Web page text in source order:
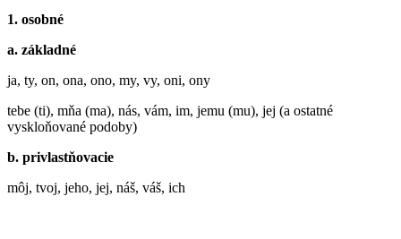
1. osobné
a. základné
ja, ty, on, ona, ono, my, vy, oni, ony
tebe (ti), mňa (ma), nás, vám, im, jemu (mu), jej (a ostatné
vyskloňované podoby)
b. privlastňovacie
môj, tvoj, jeho, jej, náš, váš, ich